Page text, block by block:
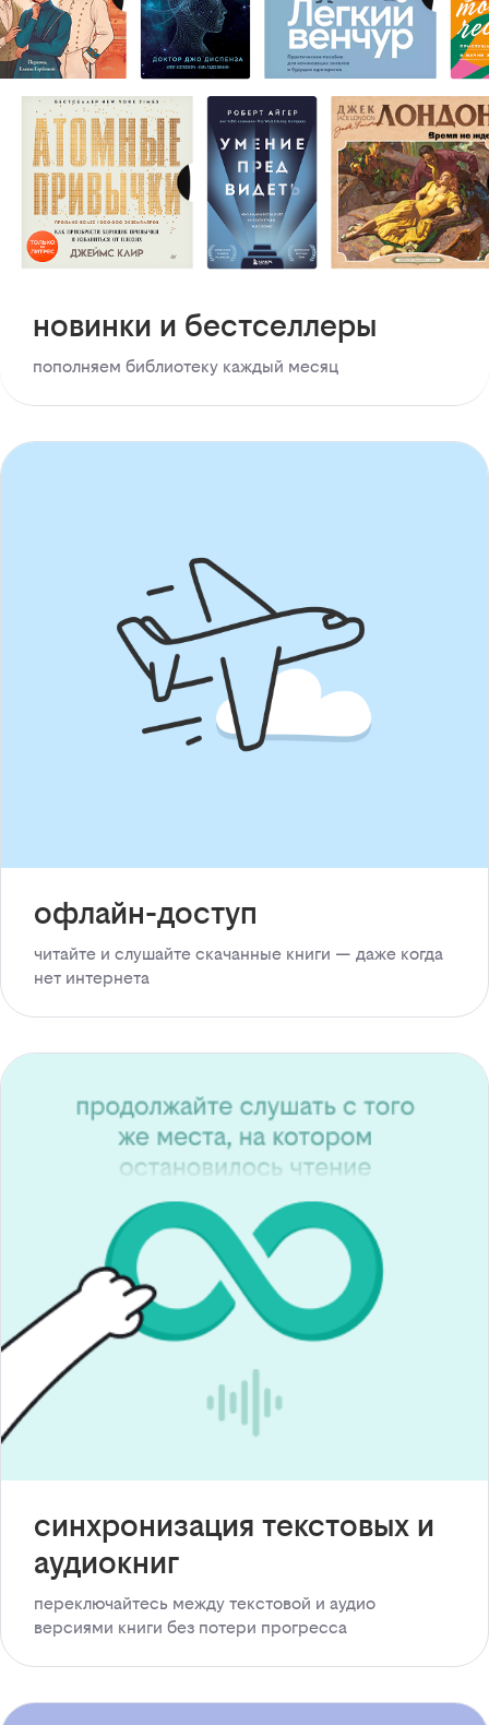
новинки и бестселлеры
пополняем библиотеку каждый месяц
офлайн-доступ
читайте и слушайте скачанные книги — даже когда
нет интернета
синхронизация текстовых и
аудиокниг
переключайтесь между текстовой и аудио
версиями книги без потери прогресса